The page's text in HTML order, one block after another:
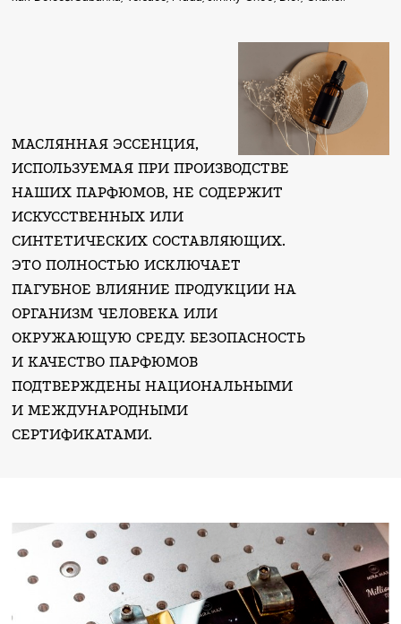
МАСЛЯННАЯ ЭССЕНЦИЯ,
ИСПОЛЬЗУЕМАЯ ПРИ ПРОИЗВОДСТВЕ
НАШИХ ПАРФЮМОВ, НЕ СОДЕРЖИТ
ИСКУССТВЕННЫХ ИЛИ
СИНТЕТИЧЕСКИХ СОСТАВЛЯЮЩИХ.
ЭТО ПОЛНОСТЬЮ ИСКЛЮЧАЕТ
ПАГУБНОЕ ВЛИЯНИЕ ПРОДУКЦИИ НА
ОРГАНИЗМ ЧЕЛОВЕКА ИЛИ
ОКРУЖАЮЩУЮ СРЕДУ. БЕЗОПАСНОСТЬ
И КАЧЕСТВО ПАРФЮМОВ
ПОДТВЕРЖДЕНЫ НАЦИОНАЛЬНЫМИ
И МЕЖДУНАРОДНЫМИ
СЕРТИФИКАТАМИ.